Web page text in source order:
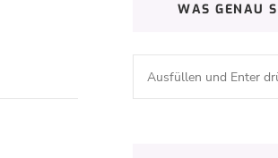
WAS GENAU
Suchst
du